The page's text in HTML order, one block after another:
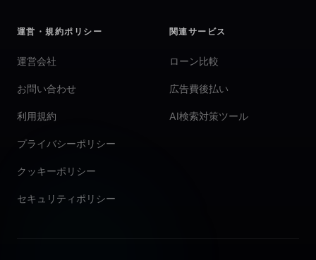
運営・規約ポリシー
運営会社
お問い合わせ
利用規約
プライバシーポリシー
クッキーポリシー
セキュリティポリシー
関連サービス
ローン比較
広告費後払い
AI検索対策ツール